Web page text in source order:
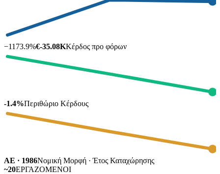
−1173.9%€-35.08KΚέρδος προ φόρων
-1.4%Περιθώριο Κέρδους
ΑΕ · 1986Νομική Μορφή · Έτος Καταχώρησης
~20ΕΡΓΑΖΟΜΕΝΟΙ